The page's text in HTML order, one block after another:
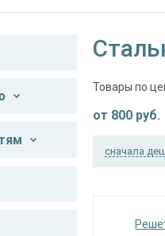
Товары по
от 800 руб.
сначала